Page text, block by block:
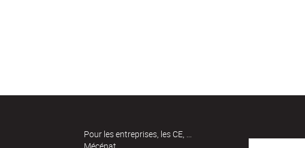
Pour les entreprises, les CE, ...